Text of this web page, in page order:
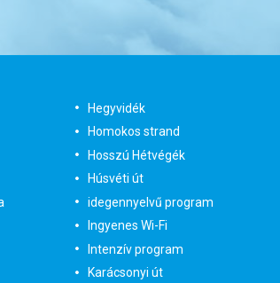
Hegyvidék
Homokos strand
Hosszú Hétvégék
Húsvéti út
idegennyelvű program
Ingyenes Wi-Fi
Intenzív program
Karácsonyi út